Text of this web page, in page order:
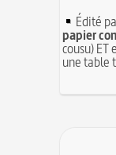
Édité
papier
cousu) ET
une table